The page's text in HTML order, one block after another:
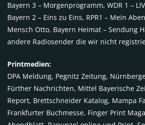
Bayern 3 – Morgenprogramm, WDR 1 –
Bayern 2 – Eins zu Eins, RPR1 – Mein
Mensch Otto, Bayern Heimat – Sendung
andere Radiosender die wir nicht
Printmedien:
DPA Meldung, Pegnitz Zeitung,
Fürther Nachrichten, Mittel Bayerische
Report, Brettschneider Katalog, Mampa
Frankfurter Buchmesse, Finger Print